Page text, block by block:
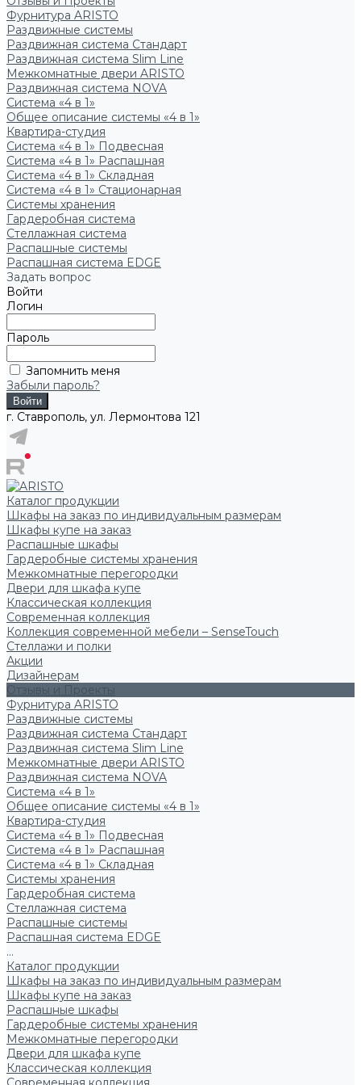
Фурнитура ARISTO
Раздвижные системы
Раздвижная система Стандарт
Раздвижная система Slim Line
Межкомнатные двери ARISTO
Раздвижная система NOVA
Система «4 в 1»
Общее описание системы «4 в 1»
Квартира-студия
Система «4 в 1» Подвесная
Система «4 в 1» Распашная
Система «4 в 1» Складная
Система «4 в 1» Стационарная
Системы хранения
Гардеробная система
Стеллажная система
Распашные системы
Распашная система EDGE
Задать вопрос
Войти
Логин
Пароль
Запомнить меня
Забыли пароль?
г. Ставрополь, ул. Лермонтова 121
Каталог продукции
Шкафы на заказ по индивидуальным размерам
Шкафы купе на заказ
Распашные шкафы
Гардеробные системы хранения
Межкомнатные перегородки
Двери для шкафа купе
Классическая коллекция
Современная коллекция
Коллекция современной мебели – SenseTouch
Стеллажи и полки
Акции
Дизайнерам
Отзывы и Проекты
Фурнитура ARISTO
Раздвижные системы
Раздвижная система Стандарт
Раздвижная система Slim Line
Межкомнатные двери ARISTO
Раздвижная система NOVA
Система «4 в 1»
Общее описание системы «4 в 1»
Квартира-студия
Система «4 в 1» Подвесная
Система «4 в 1» Распашная
Система «4 в 1» Складная
Системы хранения
Гардеробная система
Стеллажная система
Распашные системы
Распашная система EDGE
...
Каталог продукции
Шкафы на заказ по индивидуальным размерам
Шкафы купе на заказ
Распашные шкафы
Гардеробные системы хранения
Межкомнатные перегородки
Двери для шкафа купе
Классическая коллекция